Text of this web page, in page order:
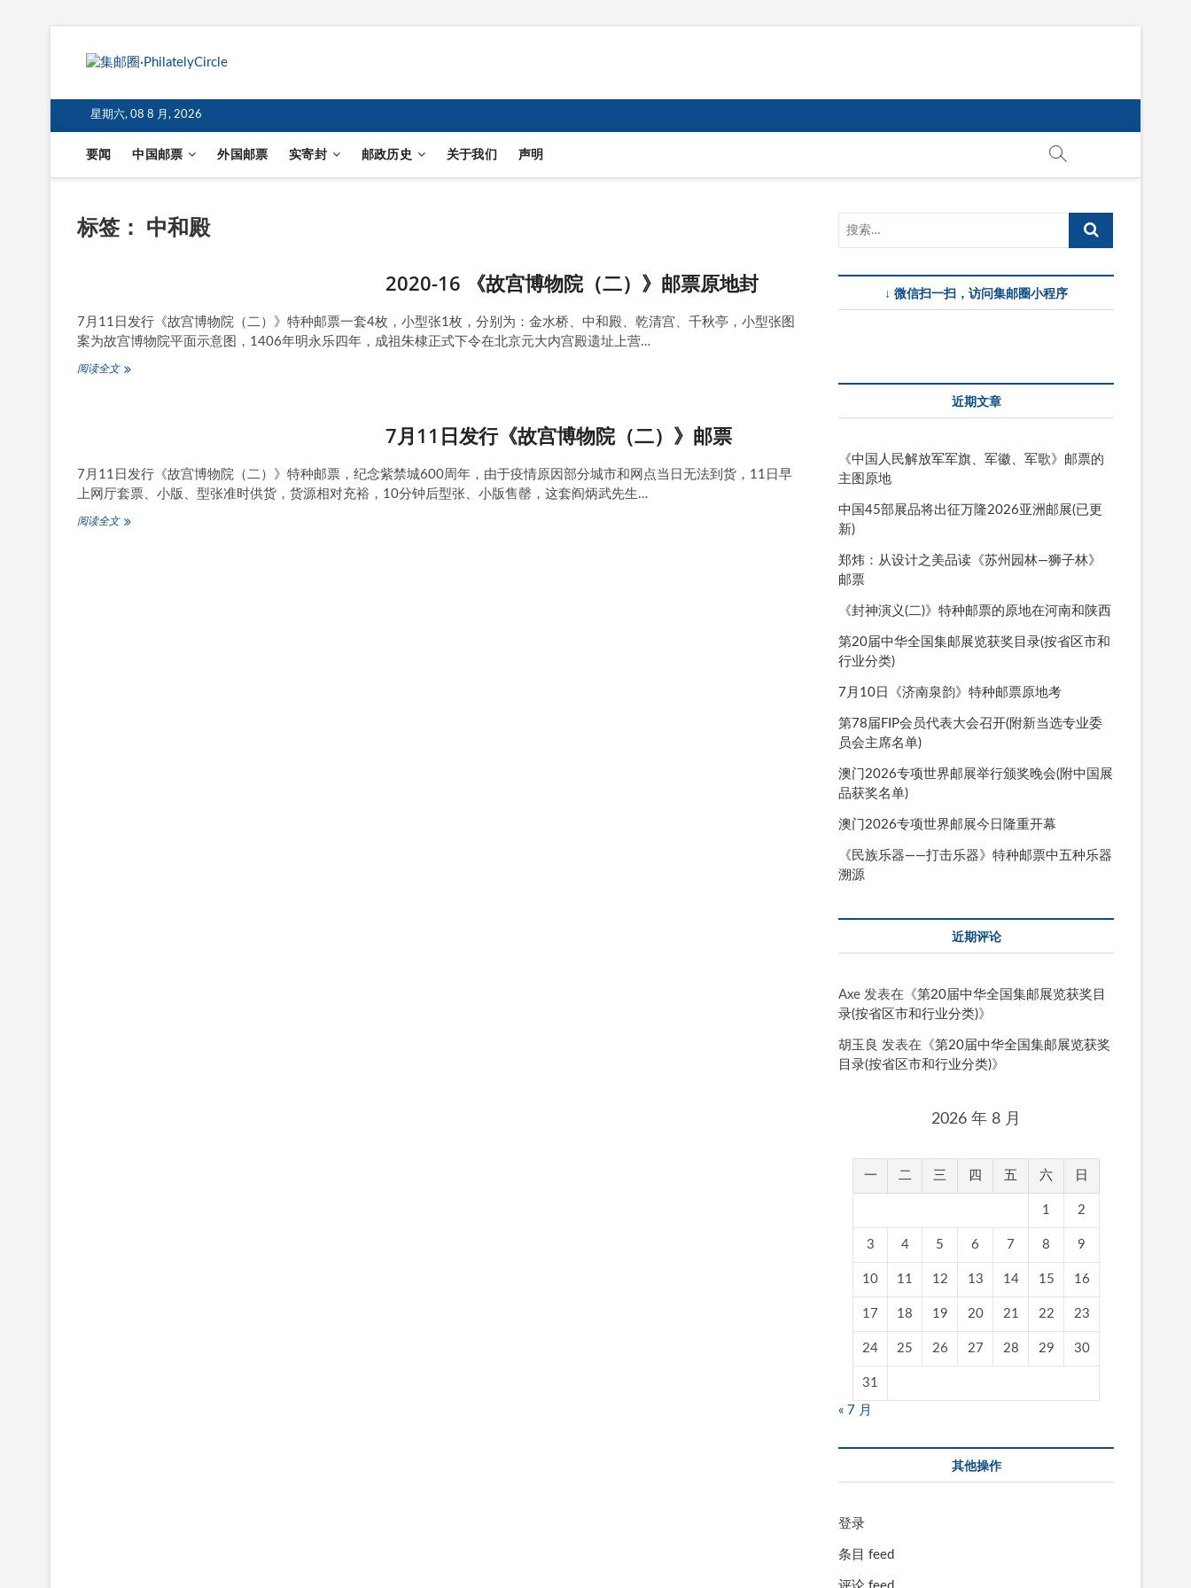
星期六, 08 8 月, 2026
要闻 中国邮票 外国邮票 实寄封 邮政历史 关于我们 声明
标签： 中和殿
2020-16 《故宫博物院（二）》邮票原地封
7月11日发行《故宫博物院（二）》特种邮票一套4枚，小型张1枚，分别为：金水桥、中和殿、乾清宫、千秋亭，小型张图
案为故宫博物院平面示意图，1406年明永乐四年，成祖朱棣正式下令在北京元大内宫殿遗址上营…
阅读全文2020-
（二）》
邮
原
7月11日发行《故宫博物院（二）》邮票
7月11日发行《故宫博物院（二）》特种邮票，纪念紫禁城600周年，由于疫情原因部分城市和网点当日无法到货，11日早
上网厅套票、小版、型张准时供货，货源相对充裕，10分钟后型张、小版售罄，这套阎炳武先生…
阅读全文7
↓ 微信扫一扫，访问集邮圈小程序
近期文章
《中国人民解放军军旗、军徽、军歌》邮票的
主图原地
中国45部展品将出征万隆2026亚洲邮展(已更
新)
郑炜：从设计之美品读《苏州园林—狮子林》
邮票
《封神演义(二)》特种邮票的原地在河南和陕西
第20届中华全国集邮展览获奖目录(按省区市和
行业分类)
7月10日《济南泉韵》特种邮票原地考
第78届FIP会员代表大会召开(附新当选专业委
员会主席名单)
澳门2026专项世界邮展举行颁奖晚会(附中国展
品获奖名单)
澳门2026专项世界邮展今日隆重开幕
《民族乐器——打击乐器》特种邮票中五种乐器
溯源
近期评论
Axe 发表在《第20届中华全国集邮展览获奖目
录(按省区市和行业分类)》
胡玉良 发表在《第20届中华全国集邮展览获奖
目录(按省区市和行业分类)》
2026 年 8 月
一 二 三 四 五 六 日
1 2
3 4 5 6 7 8 9
10 11 12 13 14 15 16
17 18 19 20 21 22 23
24 25 26 27 28 29 30
31
« 7 月
其他操作
登录
条目 feed